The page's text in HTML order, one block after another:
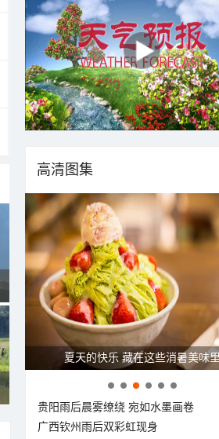
高清图集
广西南宁：盛夏里的“绿野仙踪”
贵阳雨后晨雾缭绕 宛如水墨画卷
广西钦州雨后双彩虹现身